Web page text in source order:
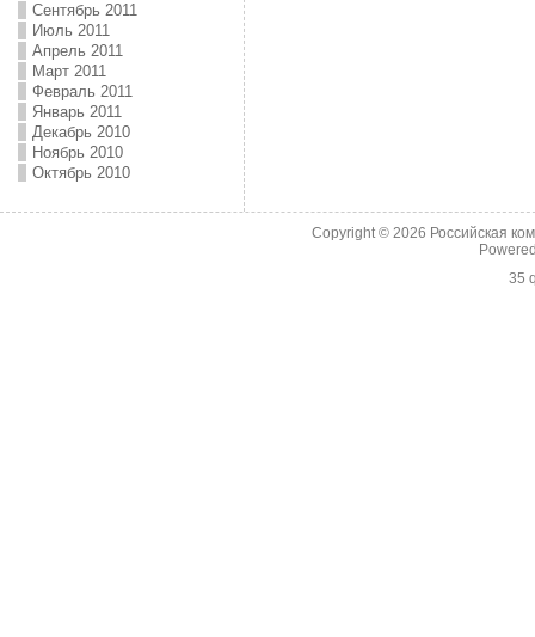
Сентябрь 2011
Июль 2011
Апрель 2011
Март 2011
Февраль 2011
Январь 2011
Декабрь 2010
Ноябрь 2010
Октябрь 2010
Copyright © 2026 Российская
35